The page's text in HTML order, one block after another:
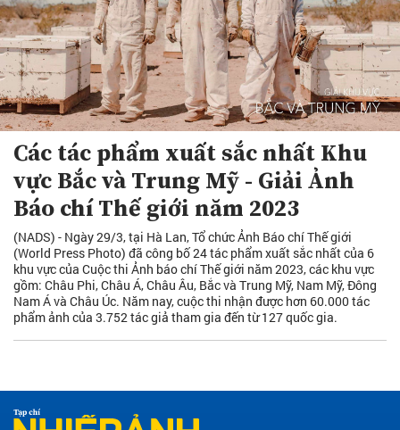
Các tác phẩm xuất sắc nhất Khu
vực Bắc và Trung Mỹ - Giải Ảnh
Báo chí Thế giới năm 2023
(NADS) - Ngày 29/3, tại Hà Lan, Tổ chức Ảnh Báo chí Thế giới
(World Press Photo) đã công bố 24 tác phẩm xuất sắc nhất của 6
khu vực của Cuộc thi Ảnh báo chí Thế giới năm 2023, các khu vực
gồm: Châu Phi, Châu Á, Châu Âu, Bắc và Trung Mỹ, Nam Mỹ, Đông
Nam Á và Châu Úc. Năm nay, cuộc thi nhận được hơn 60.000 tác
phẩm ảnh của 3.752 tác giả tham gia đến từ 127 quốc gia.